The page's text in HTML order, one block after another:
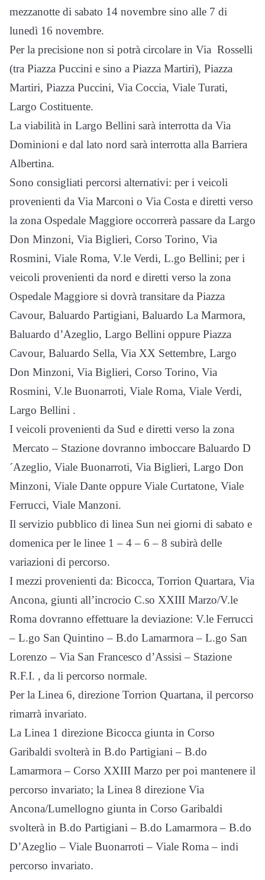
mezzanotte di sabato 14 novembre sino alle 7 di
lunedì 16 novembre.
Per la precisione non si potrà circolare in Via Rosselli
(tra Piazza Puccini e sino a Piazza Martiri), Piazza
Martiri, Piazza Puccini, Via Coccia, Viale Turati,
Largo Costituente.
La viabilità in Largo Bellini sarà interrotta da Via
Dominioni e dal lato nord sarà interrotta alla Barriera
Albertina.
Sono consigliati percorsi alternativi: per i veicoli
provenienti da Via Marconi o Via Costa e diretti verso
la zona Ospedale Maggiore occorrerà passare da Largo
Don Minzoni, Via Biglieri, Corso Torino, Via
Rosmini, Viale Roma, V.le Verdi, L.go Bellini; per i
veicoli provenienti da nord e diretti verso la zona
Ospedale Maggiore si dovrà transitare da Piazza
Cavour, Baluardo Partigiani, Baluardo La Marmora,
Baluardo d’Azeglio, Largo Bellini oppure Piazza
Cavour, Baluardo Sella, Via XX Settembre, Largo
Don Minzoni, Via Biglieri, Corso Torino, Via
Rosmini, V.le Buonarroti, Viale Roma, Viale Verdi,
Largo Bellini .
I veicoli provenienti da Sud e diretti verso la zona
Mercato – Stazione dovranno imboccare Baluardo D
´Azeglio, Viale Buonarroti, Via Biglieri, Largo Don
Minzoni, Viale Dante oppure Viale Curtatone, Viale
Ferrucci, Viale Manzoni.
Il servizio pubblico di linea Sun nei giorni di sabato e
domenica per le linee 1 – 4 – 6 – 8 subirà delle
variazioni di percorso.
I mezzi provenienti da: Bicocca, Torrion Quartara, Via
Ancona, giunti all’incrocio C.so XXIII Marzo/V.le
Roma dovranno effettuare la deviazione: V.le Ferrucci
– L.go San Quintino – B.do Lamarmora – L.go San
Lorenzo – Via San Francesco d’Assisi – Stazione
R.F.I. , da li percorso normale.
Per la Linea 6, direzione Torrion Quartana, il percorso
rimarrà invariato.
La Linea 1 direzione Bicocca giunta in Corso
Garibaldi svolterà in B.do Partigiani – B.do
Lamarmora – Corso XXIII Marzo per poi mantenere il
percorso invariato; la Linea 8 direzione Via
Ancona/Lumellogno giunta in Corso Garibaldi
svolterà in B.do Partigiani – B.do Lamarmora – B.do
D’Azeglio – Viale Buonarroti – Viale Roma – indi
percorso invariato.